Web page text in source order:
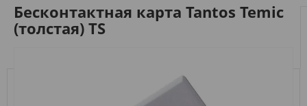
Бесконтактная карта Tantos Temic
(толстая) TS